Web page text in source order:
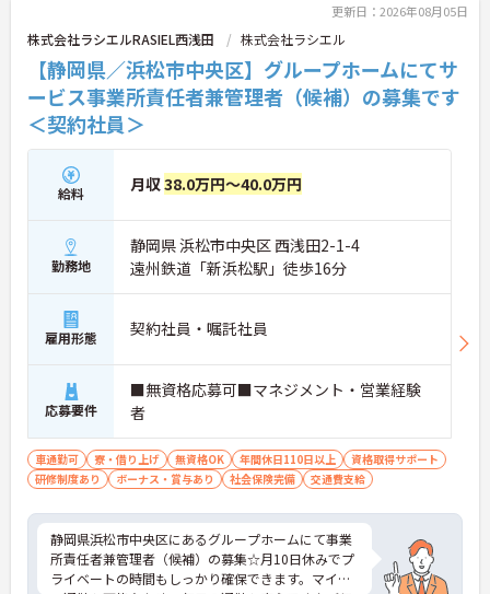
更新日：2026年08月05日
株式会社ラシエルRASIEL西浅田 株式会社ラシエル
【静岡県／浜松市中央区】グループホームにてサ
ービス事業所責任者兼管理者（候補）の募集です
＜契約社員＞
給料 月収38.0万円～40.0万円
勤務地
静岡県 浜松市中央区 西浅田2-1-4
遠州鉄道「新浜松駅」徒歩16分
雇用形態 契約社員・嘱託社員
応募要件
■無資格応募可■マネジメント・営業経験
者
車通勤可 寮・借り上げ 無資格OK 年間休日110日以上
資格取得サポート
研修制度あり
ボーナス・賞与あり 社会保険完備 交通費支給
静岡県浜松市中央区にあるグループホームにて事業
所責任者兼管理者（候補）の募集☆月10日休みでプ
ライベートの時間もしっかり確保できます。マイカ